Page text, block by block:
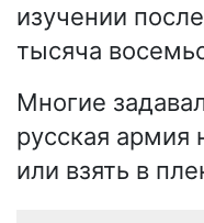
изучении
тысяча
Многие
русская армия
или взять в